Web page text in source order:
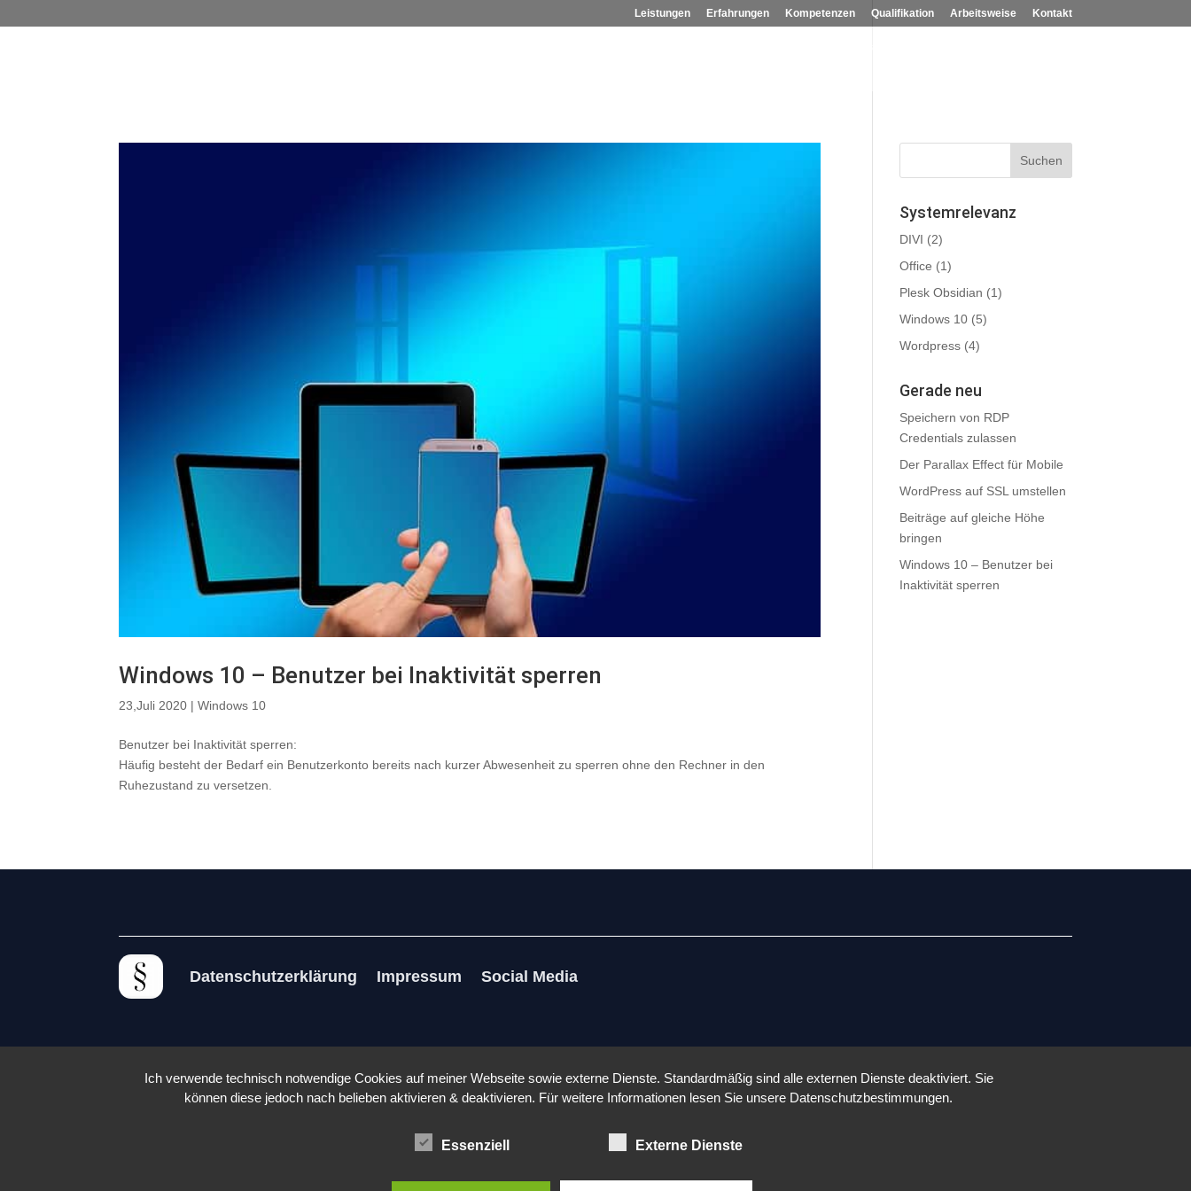
Leistungen Erfahrungen Kompetenzen Qualifikation Arbeitsweise Kontakt
Windows 10 – Benutzer bei Inaktivität sperren
23,Juli 2020 |Windows 10
Benutzer bei Inaktivität sperren:
Häufig besteht der Bedarf ein Benutzerkonto bereits nach kurzer Abwesenheit zu sperren ohne den Rechner in den
Ruhezustand zu versetzen.
Systemrelevanz
DIVI (2)
Office (1)
Plesk Obsidian (1)
Windows 10 (5)
Wordpress (4)
Gerade neu
Speichern von RDP
Credentials zulassen
Der Parallax Effect für Mobile
WordPress auf SSL umstellen
Beiträge auf gleiche Höhe
bringen
Windows 10 – Benutzer bei
Inaktivität sperren
Datenschutzerklärung Impressum Social Media
Ich verwende technisch notwendige Cookies auf meiner Webseite sowie externe Dienste. Standardmäßig sind alle externen Dienste deaktiviert. Sie
können diese jedoch nach belieben aktivieren & deaktivieren. Für weitere Informationen lesen Sie unsere Datenschutzbestimmungen.
Essenziell Externe Dienste